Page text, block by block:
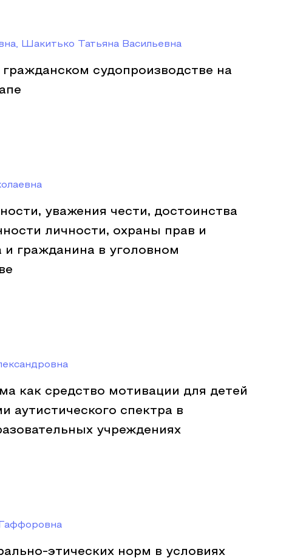
Шакитько Татьяна Васильевна
судопроизводстве на
уважения чести, достоинства
личности, охраны прав и
и гражданина в уголовном
как средство мотивации для детей
аутистического спектра в
учреждениях
этических норм в условиях